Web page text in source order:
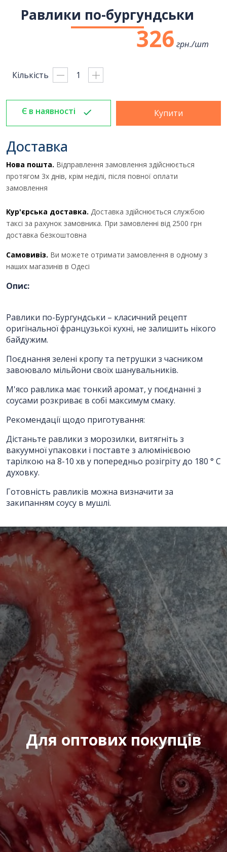
Равлики по-бургундськи
326 грн./шт
Кількість
Є в наявності Купити
Доставка
Нова пошта. Відправлення замовлення здійснюється
протягом 3х днів, крім неділі, після повної оплати
замовлення
Кур'єрська доставка. Доставка здійснюється службою
таксі за рахунок замовника. При замовленні від 2500 грн
доставка безкоштовна
Самовивіз. Ви можете отримати замовлення в одному з
наших магазинів в Одесі
Опис:
Равлики по-Бургундськи – класичний рецепт
оригінальної французької кухні, не залишить нікого
байдужим.
Поєднання зелені кропу та петрушки з часником
завоювало мільйони своїх шанувальників.
М'ясо равлика має тонкий аромат, у поєднанні з
соусами розкриває в собі максимум смаку.
Рекомендації щодо приготування:
Дістаньте равлики з морозилки, витягніть з
вакуумної упаковки і поставте з алюмінієвою
тарілкою на 8-10 хв у попередньо розігріту до 180 ° С
духовку.
Готовність равликів можна визначити за
закипанням соусу в мушлі.
Для оптових покупців
Отримати комерційну
пропозицію
Ім'я повинно бути від 3 до 25
символів!
Номер телефону *
Повідомлення*:
Відправити